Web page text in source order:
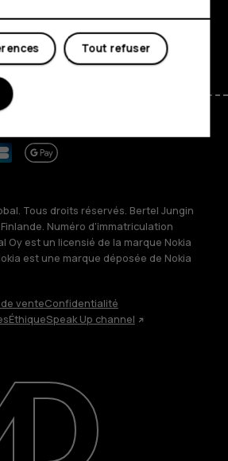
recycler
YoutubeLinkedinDiscord
Tous droits réservés. Bertel Jungin
Numéro d'immatriculation
Oy est un licensié de la marque Nokia
est une marque déposée de Nokia
venteConfidentialité
ÉthiqueSpeak Up channel
Tout refuser